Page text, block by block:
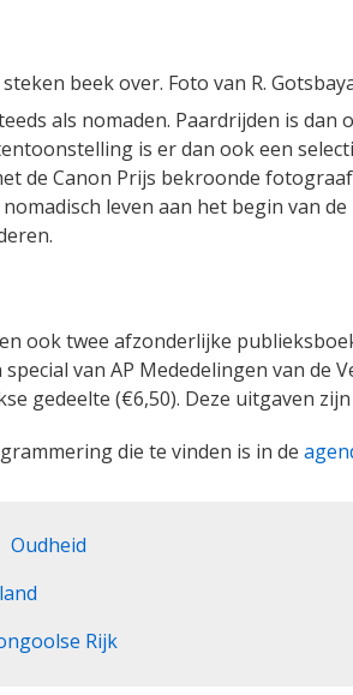
als nomaden. Paardrijden is
is er dan ook een
de Canon Prijs bekroonde
leven aan het begin van
ook twee afzonderlijke
van AP Mededelingen van de
gedeelte (€6,50). Deze uitgaven
die te vinden is in de
Oudheid
Rijk